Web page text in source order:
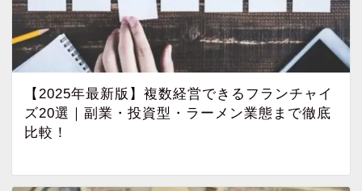
【2025年最新版】複数経営できるフランチャイ
ズ20選｜副業・投資型・ラーメン業態まで徹底
比較！